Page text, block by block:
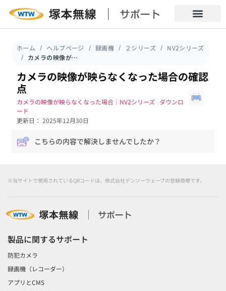
ホーム ヘルプページ 録画機 ２シリーズ
NV2シリーズ
カメラの映像が映らなくなった場合の確認点
カメラの映像が映らなくなった場合の確認
点
カメラの映像が映らなくなった場合｜NV2シリーズ ダウンロ
ード
更新日： 2025年12月30日
こちらの内容で解決しませんでしたか？
※当サイトで使用されているQRコードは、株式会社デンソーウェーブの登録商標です。
製品に関するサポート
防犯カメラ
録画機（レコーダー）
アプリとCMS